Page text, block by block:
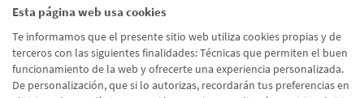
Esta página web usa cookies
Te informamos que el presente sitio web utiliza cookies propias y de
terceros con las siguientes finalidades: Técnicas que permiten el buen
funcionamiento de la web y ofrecerte una experiencia personalizada.
De personalización, que si lo autorizas, recordarán tus preferencias en